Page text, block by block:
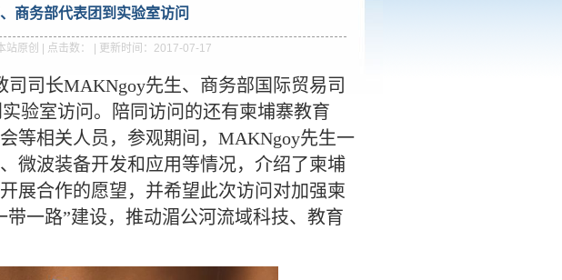
商务部代表团到实验室访问
原创 | 点击数： | 更新时间：2017-07-17
司司长MAKNgoy先生、商务部国际贸易司
验室访问。陪同访问的还有柬埔寨教育
等相关人员，参观期间， MAKNgoy先生一
微波装备开发和应用等情况，介绍了柬埔
展合作的愿望，并希望此次访问对加强柬
带一路”建设，推动湄公河流域科技、教育